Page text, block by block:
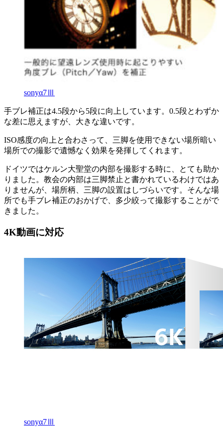
sonyα7Ⅲ
手ブレ補正は4.5段から5段に向上しています。0.5段とわずか
な差に思えますが、大きな違いです。
ISO感度の向上と合わさって、三脚を使用できない場所暗い
場所での撮影で遺憾なく効果を発揮してくれます。
ドイツではケルン大聖堂の内部を撮影する時に、とても助か
りました。教会の内部は三脚禁止と書かれているわけではあ
りませんが、場所柄、三脚の設置はしづらいです。そんな場
所でも手ブレ補正のおかげで、多少絞って撮影することがで
きました。
4K動画に対応
sonyα7Ⅲ